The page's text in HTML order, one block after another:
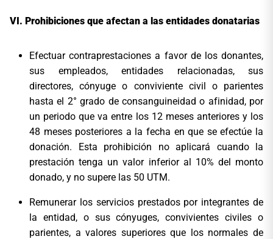
Prohibiciones que afectan a las entidades donatarias
Efectuar contraprestaciones a favor de los donantes,
sus empleados, entidades relacionadas, sus
directores, cónyuge o conviviente civil o parientes
hasta el 2° grado de consanguineidad o afinidad, por
un periodo que va entre los 12 meses anteriores y los
48 meses posteriores a la fecha en que se efectúe la
donación. Esta prohibición no aplicará cuando la
prestación tenga un valor inferior al 10% del monto
donado, y no supere las 50 UTM.
Remunerar los servicios prestados por integrantes de
la entidad, o sus cónyuges, convivientes civiles o
parientes, a valores superiores que los normales de